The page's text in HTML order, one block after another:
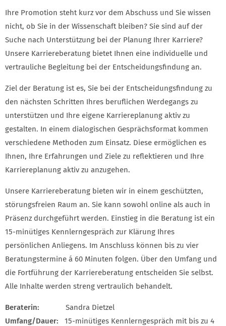
Ihre Promotion steht kurz vor dem Abschuss und Sie wissen
nicht, ob Sie in der Wissenschaft bleiben? Sie sind auf der
Suche nach Unterstützung bei der Planung Ihrer Karriere?
Unsere Karriereberatung bietet Ihnen eine individuelle und
vertrauliche Begleitung bei der Entscheidungsfindung an.
Ziel der Beratung ist es, Sie bei der Entscheidungsfindung zu
den nächsten Schritten Ihres beruflichen Werdegangs zu
unterstützen und Ihre eigene Karriereplanung aktiv zu
gestalten. In einem dialogischen Gesprächsformat kommen
verschiedene Methoden zum Einsatz. Diese ermöglichen es
Ihnen, Ihre Erfahrungen und Ziele zu reflektieren und Ihre
Karriereplanung aktiv zu anzugehen.
Unsere Karriereberatung bieten wir in einem geschützten,
störungsfreien Raum an. Sie kann sowohl online als auch in
Präsenz durchgeführt werden. Einstieg in die Beratung ist ein
15-minütiges Kennlerngespräch zur Klärung Ihres
persönlichen Anliegens. Im Anschluss können bis zu vier
Beratungstermine á 60 Minuten folgen. Über den Umfang und
die Fortführung der Karriereberatung entscheiden Sie selbst.
Alle Inhalte werden streng vertraulich behandelt.
Beraterin: Sandra Dietzel
Umfang/Dauer: 15-minütiges Kennlerngespräch mit bis zu 4